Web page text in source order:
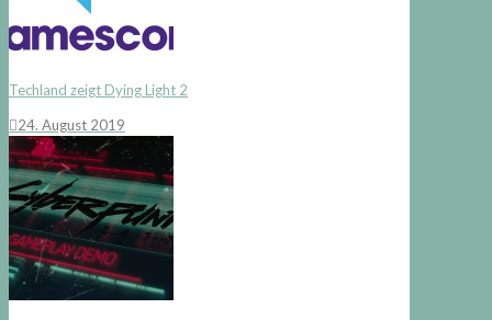
Techland zeigt Dying Light 2
24. August 2019